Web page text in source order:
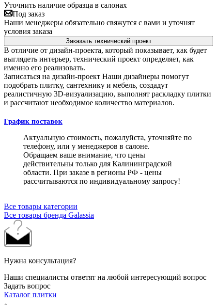
Уточнить наличие образца в салонах
Под заказ
Наши менеджеры обязательно свяжутся с вами и уточнят
условия заказа
Заказать технический проект
В отличие от дизайн-проекта, который показывает, как будет
выглядеть интерьер, технический проект определяет, как
именно его реализовать.
Записаться на дизайн-проект Наши дизайнеры помогут
подобрать плитку, сантехнику и мебель, создадут
реалистичную 3D-визуализацию, выполнят раскладку плитки
и рассчитают необходимое количество материалов.
График поставок
Актуальную стоимость, пожалуйста, уточняйте по
телефону, или у менеджеров в салоне.
Обращаем ваше внимание, что цены
действительны только для Калининградской
области. При заказе в регионы РФ - цены
рассчитываются по индивидуальному запросу!
Все товары категории
Все товары бренда Galassia
Нужна консультация?
Наши специалисты ответят на любой интересующий вопрос
Задать вопрос
Каталог плитки